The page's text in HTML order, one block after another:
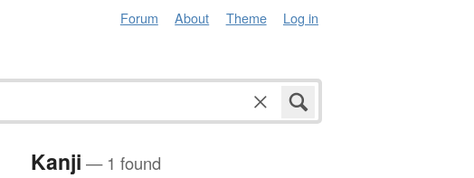
Forum About Theme Log in
Kanji — 1 found